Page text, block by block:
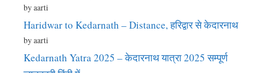
by aarti
Haridwar to Kedarnath – Distance, हरिद्वार से केदारनाथ
by aarti
Kedarnath Yatra 2025 – केदारनाथ यात्रा 2025 सम्पूर्ण